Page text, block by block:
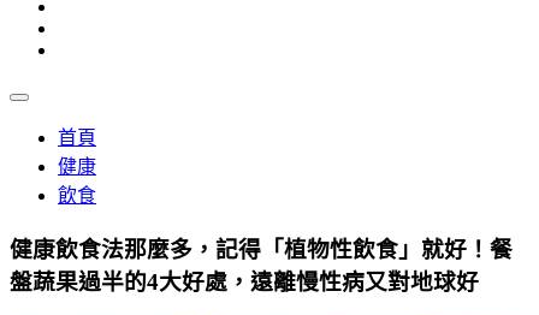
首頁
健康
飲食
健康飲食法那麼多，記得「植物性飲食」就好！餐
盤蔬果過半的4大好處，遠離慢性病又對地球好